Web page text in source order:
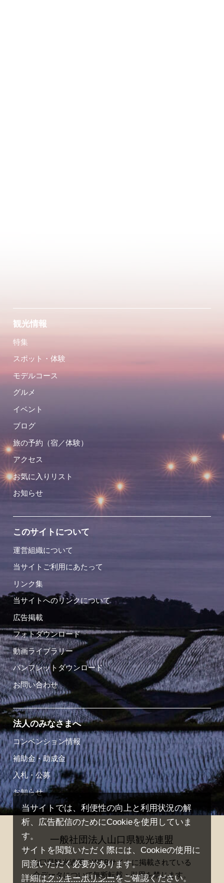
観光情報
特集
スポット・体験
モデルコース
グルメ
イベント
ブログ
旅の予約（宿／体験）
アクセス
お気に入りリスト
お知らせ
このサイトについて
運営組織について
当サイトご利用にあたって
リンク集
当サイトへのリンクについて
広告掲載
フォトダウンロード
動画ライブラリー
パンフレットダウンロード
お問い合わせ
法人のみなさまへ
コンベンション情報
補助金・助成金
入札・公募
お知らせ
一般社団法人山口県観光連盟
山口県観光連盟のWEBサイトに掲載されている
全データについて無断転載・引用を禁じます。
当サイトでは、利便性の向上と利用状況の解
析、広告配信のためにCookieを使用していま
す。
サイトを閲覧いただく際には、Cookieの使用に
同意いただく必要があります。
詳細はクッキーポリシーをご確認ください。